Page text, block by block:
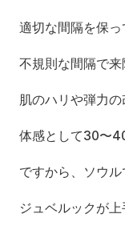
適切な間隔を保っ
不規則な間隔で来
肌のハリや弾力
体感として30〜
ですから、ソウル
ジュベルックが上